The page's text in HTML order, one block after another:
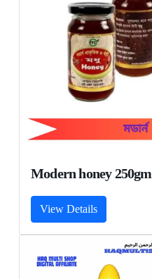
Modern honey 250gm
View Details